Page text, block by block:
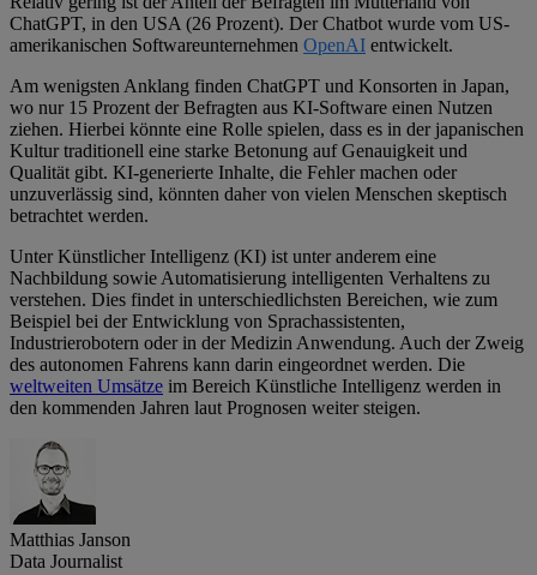
ChatGPT, in den USA (26 Prozent). Der Chatbot wurde vom US-
amerikanischen Software­unternehmen OpenAI entwickelt.
Am wenigsten Anklang finden ChatGPT und Konsorten in Japan,
wo nur 15 Prozent der Befragten aus KI-Software einen Nutzen
ziehen. Hierbei könnte eine Rolle spielen, dass es in der japanischen
Kultur traditionell eine starke Betonung auf Genauigkeit und
Qualität gibt. KI-generierte Inhalte, die Fehler machen oder
unzuverlässig sind, könnten daher von vielen Menschen skeptisch
betrachtet werden.
Unter Künstlicher Intelligenz (KI) ist unter anderem eine
Nachbildung sowie Automatisierung intelligenten Verhaltens zu
verstehen. Dies findet in unterschiedlichsten Bereichen, wie zum
Beispiel bei der Entwicklung von Sprachassistenten,
Industrierobotern oder in der Medizin Anwendung. Auch der Zweig
des autonomen Fahrens kann darin eingeordnet werden. Die
weltweiten Umsätze im Bereich Künstliche Intelligenz werden in
den kommenden Jahren laut Prognosen weiter steigen.
Matthias Janson
Data Journalist